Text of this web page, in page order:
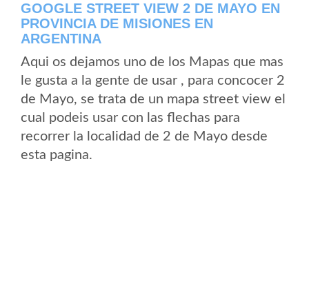
GOOGLE STREET VIEW 2 DE MAYO EN
PROVINCIA DE MISIONES EN
ARGENTINA
Aqui os dejamos uno de los Mapas que mas
le gusta a la gente de usar , para concocer 2
de Mayo, se trata de un mapa street view el
cual podeis usar con las flechas para
recorrer la localidad de 2 de Mayo desde
esta pagina.